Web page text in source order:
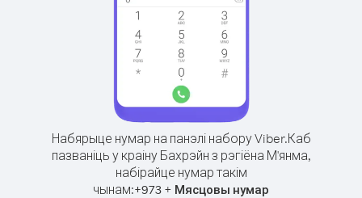
Набярыце нумар на панэлі набору Viber.Каб
пазваніць у краіну Бахрэйн з рэгіёна М'янма,
набірайце нумар такім
чынам:+973 + Мясцовы нумар